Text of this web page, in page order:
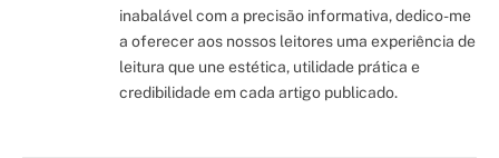
inabalável com a precisão informativa, dedico-me
a oferecer aos nossos leitores uma experiência de
leitura que une estética, utilidade prática e
credibilidade em cada artigo publicado.